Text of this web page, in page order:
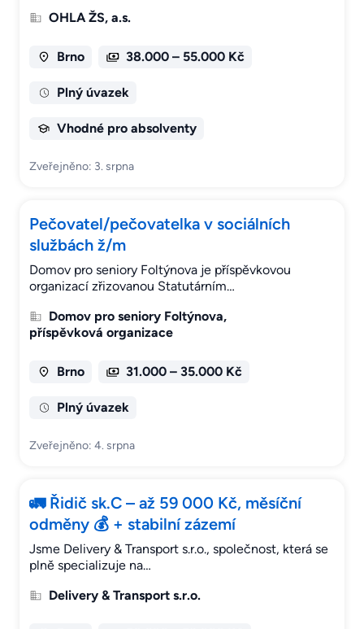
OHLA ŽS, a.s.
Brno 38.000 – 55.000 Kč
Plný úvazek
Vhodné pro absolventy
Zveřejněno: 3. srpna
Pečovatel/pečovatelka v sociálních
službách ž/m
Domov pro seniory Foltýnova je příspěvkovou
organizací zřizovanou Statutárním…
Domov pro seniory Foltýnova,
příspěvková organizace
Brno 31.000 – 35.000 Kč
Plný úvazek
Zveřejněno: 4. srpna
🚛 Řidič sk.C – až 59 000 Kč, měsíční
odměny 💰 + stabilní zázemí
Jsme Delivery & Transport s.r.o., společnost, která se
plně specializuje na…
Delivery & Transport s.r.o.